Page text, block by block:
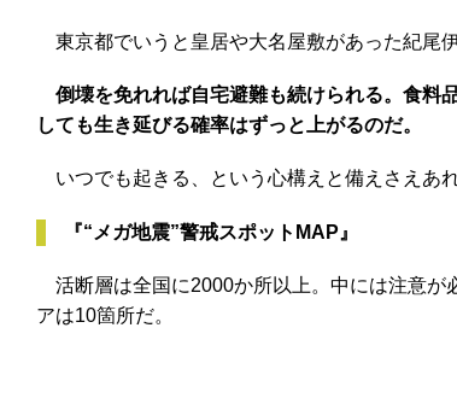
東京都でいうと皇居や大名屋敷があった紀尾
倒壊を免れれば自宅避難も続けられる。食料
しても生き延びる確率はずっと上がるのだ。
いつでも起きる、という心構えと備えさえあ
『“メガ地震”警戒スポットMAP』
活断層は全国に2000か所以上。中には注意が
アは10箇所だ。